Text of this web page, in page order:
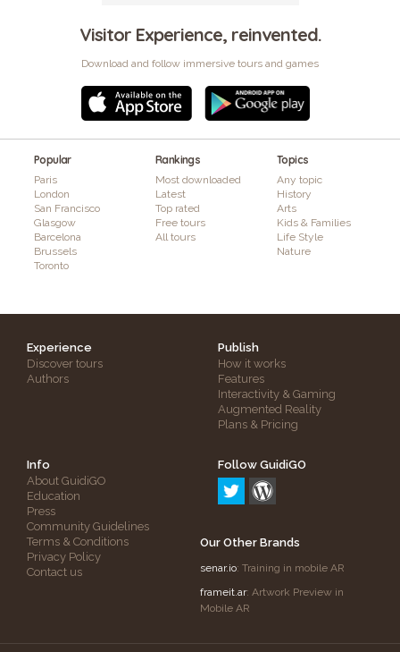
Visitor Experience, reinvented.
Download and follow immersive tours and games
Popular
Paris
London
San Francisco
Glasgow
Barcelona
Brussels
Toronto
Rankings
Most downloaded
Latest
Top rated
Free tours
All tours
Topics
Any topic
History
Arts
Kids & Families
Life Style
Nature
Experience
Discover tours
Authors
Publish
How it works
Features
Interactivity & Gaming
Augmented Reality
Plans & Pricing
Info
About GuidiGO
Education
Press
Community Guidelines
Terms & Conditions
Privacy Policy
Contact us
Follow GuidiGO
Our Other Brands
senar.io: Training in mobile AR
frameit.ar: Artwork Preview in
Mobile AR